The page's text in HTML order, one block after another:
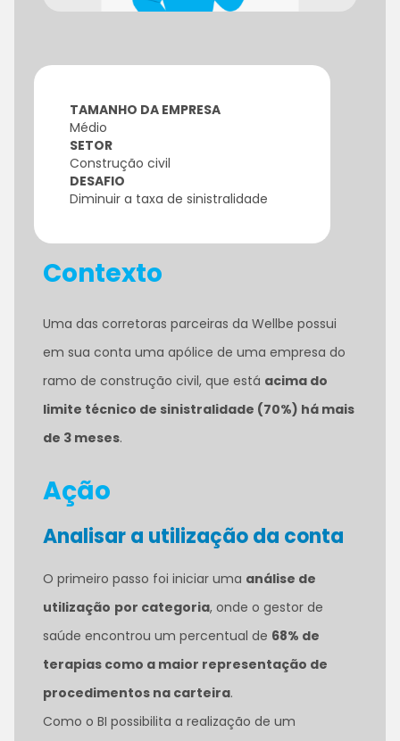
TAMANHO DA EMPRESA
Médio
SETOR
Construção civil
DESAFIO
Diminuir a taxa de sinistralidade
Contexto
Uma das corretoras parceiras da Wellbe possui
em sua conta uma apólice de uma empresa do
ramo de construção civil, que está acima do
limite técnico de sinistralidade (70%) há mais
de 3 meses.
Ação
Analisar a utilização da conta
O primeiro passo foi iniciar uma análise de
utilização por categoria, onde o gestor de
saúde encontrou um percentual de 68% de
terapias como a maior representação de
procedimentos na carteira.
Como o BI possibilita a realização de um